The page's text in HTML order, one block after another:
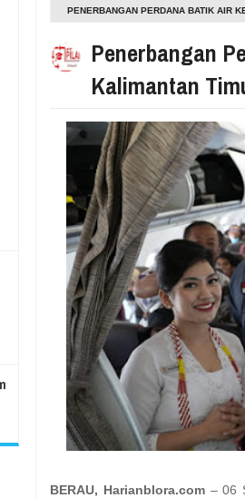
PENERBANGAN PERDANA BATIK AIR
Penerbangan
Kalimantan
BERAU, Harianblora.com– 06